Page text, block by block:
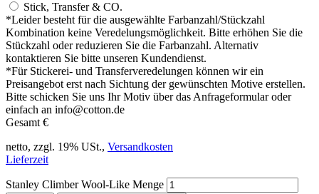
Stick, Transfer & CO.
*Leider besteht für die ausgewählte Farbanzahl/Stückzahl
Kombination keine Veredelungsmöglichkeit. Bitte erhöhen Sie die
Stückzahl oder reduzieren Sie die Farbanzahl. Alternativ
kontaktieren Sie bitte unseren Kundendienst.
*Für Stickerei- und Transferveredelungen können wir ein
Preisangebot erst nach Sichtung der gewünschten Motive erstellen.
Bitte schicken Sie uns Ihr Motiv über das Anfrageformular oder
einfach an info@cotton.de
Gesamt €
netto, zzgl. 19% USt., Versandkosten
Lieferzeit
Stanley Climber Wool-Like Menge